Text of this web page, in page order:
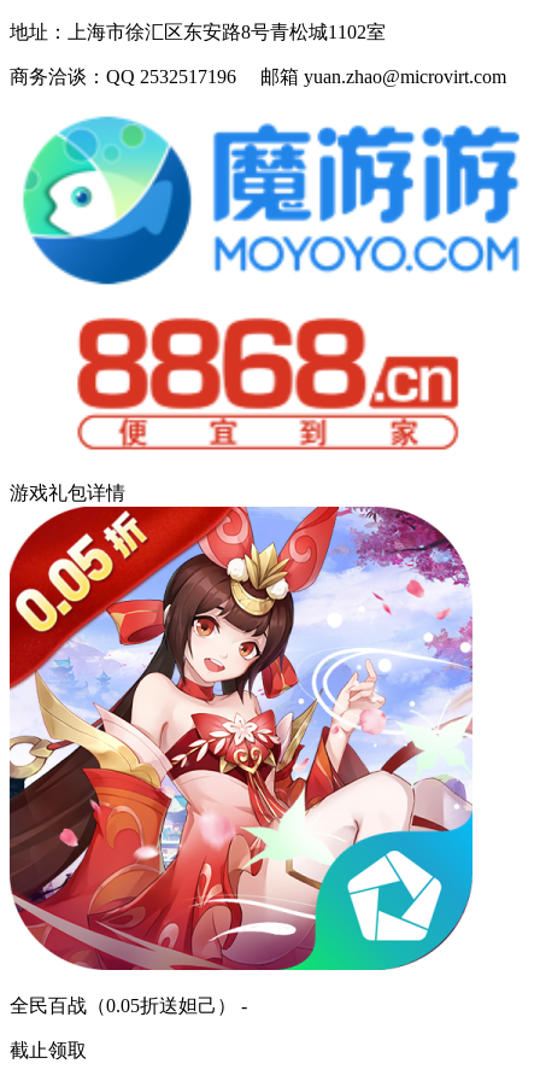
地址： 上海市徐汇区东安路8号青松城1102室
商务洽谈： QQ 2532517196 邮箱 yuan.zhao@microvirt.com
游戏礼包详情
全民百战（0.05折送妲己） -
截止领取